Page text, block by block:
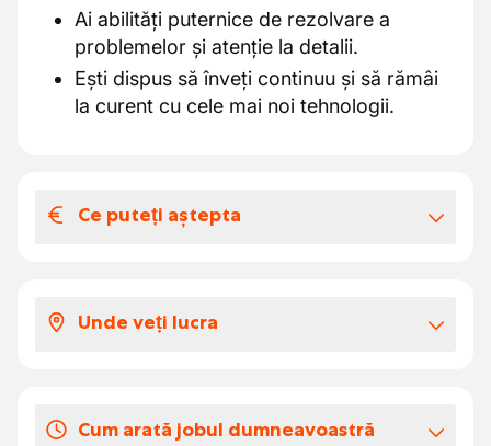
Ai abilități puternice de rezolvare a
problemelor și atenție la detalii.
Ești dispus să înveți continuu și să rămâi
la curent cu cele mai noi tehnologii.
Ce puteți aștepta
Ce oferă clientul: -Formare și perfecționare
continuă -Atmosferă plăcută și mediu de
salarial atractiv cu beneficii extra-legale -
Unde veți lucra
Datorită colaborării lor strânse, există o
Cum arată jobul dumneavoastră